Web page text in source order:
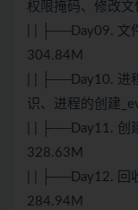
权限掩码、修改
| | ├──Day09. 文
304.84M
| | ├──Day10. 进
识、进程的创建
| | ├──Day11. 创
328.63M
| | ├──Day12. 回
284.94M